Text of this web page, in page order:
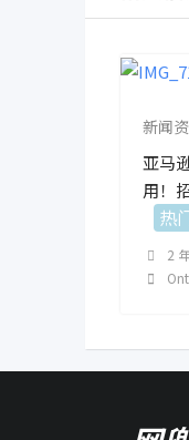
新闻
亚马
用！
热
2